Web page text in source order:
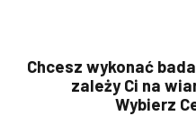
Chcesz wykonać
zależy Ci na
Wybierz